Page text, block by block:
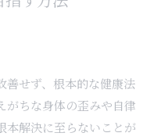
善せず、根本的な健康法
がちな身体の歪みや自律
本解決に至らないことが